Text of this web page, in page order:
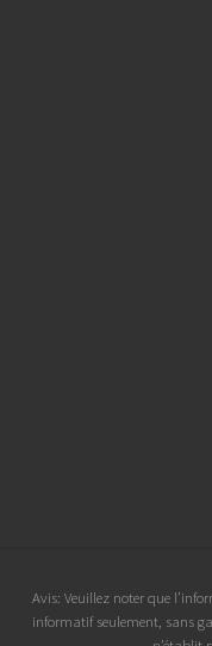
Site
Footer
Avis: Veuillez noter que
informatif seulement, sans